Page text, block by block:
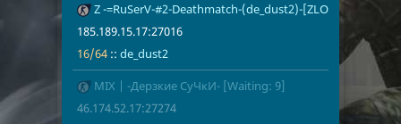
189Z -=RuSerV-#2-Deathmatch-(de_dust2)-
185.189.15.17:27016
16/64 :: de_dust2
16/64
de_dust2
190MIX | -Дерзкие СуЧкИ- [Waiting: 9]
46.174.52.17:27274